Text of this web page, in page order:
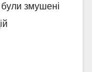
були змушені